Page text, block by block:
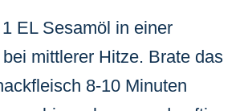
EL Sesamöl in einer
mittlerer Hitze. Brate das
8-10 Minuten